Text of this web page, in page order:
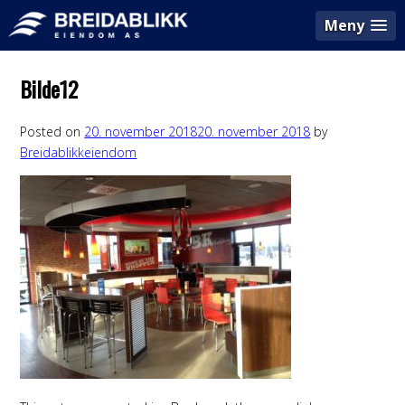
Meny
Bilde12
Posted on 20. november 201820. november 2018 by
Breidablikkeiendom